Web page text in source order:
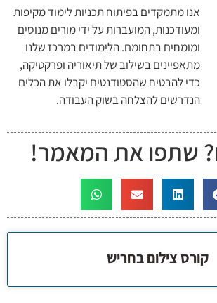
אנו מתמקדים בפיתוח תכניות לימוד מקיפות
ומעודכנות, המועברות על ידי מורים מנוסים
ומומחים בתחומם. הלימודים במרכז שלנו
מתאפיינים בשילוב של תיאוריה ופרקטיקה,
כדי להבטיח שהסטודנטים יקבלו את הכלים
הנדרשים להצלחה בשוק העבודה.
שתפו את המאמר!
קורס צילום בחריש